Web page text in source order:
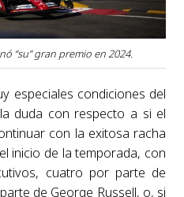
“su” gran premio en 2024.
especiales condiciones del
duda con respecto a si el
con la exitosa racha
inicio de la temporada, con
cuatro por parte de
de George Russell, o, si